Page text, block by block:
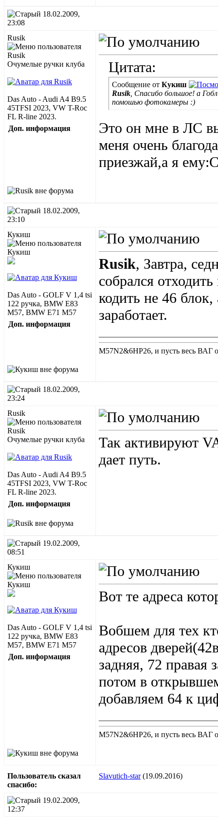
18.02.2009,
23:08
Rusik
Очумелые ручки клуба
Das Auto - Audi A4 B9.5
45TFSI 2023, VW T-Roc
FL R-line 2023.
Доп. информация
Цитата:
Сообщение от Кукиш
Rusik , Спасибо большое! а
помошью фотокамеры :)
Это он мне в ЛС
меня очень
приезжай,а я
18.02.2009,
23:10
Кукиш
Das Auto - GOLF V 1,4 tsi
122 ручка, BMW E83
M57, BMW E71 M57
Доп. информация
Rusik, Завтра,
собрался
кодить не 46 блок,
заработает.
M57N2&6HP26, и пусть весь ВАГ
18.02.2009,
23:24
Rusik
Очумелые ручки клуба
Das Auto - Audi A4 B9.5
45TFSI 2023, VW T-Roc
FL R-line 2023.
Доп. информация
Так активируют
дает путь.
19.02.2009,
08:51
Кукиш
Das Auto - GOLF V 1,4 tsi
122 ручка, BMW E83
M57, BMW E71 M57
Доп. информация
Вот те адреса
Вобшем для тех
адресов
задняя, 72 правая
потом в
добавляем 64 к
M57N2&6HP26, и пусть весь ВАГ
Пользователь сказал
cпасибо:
Slavutich-star(19.09.2016)
19.02.2009,
12:37